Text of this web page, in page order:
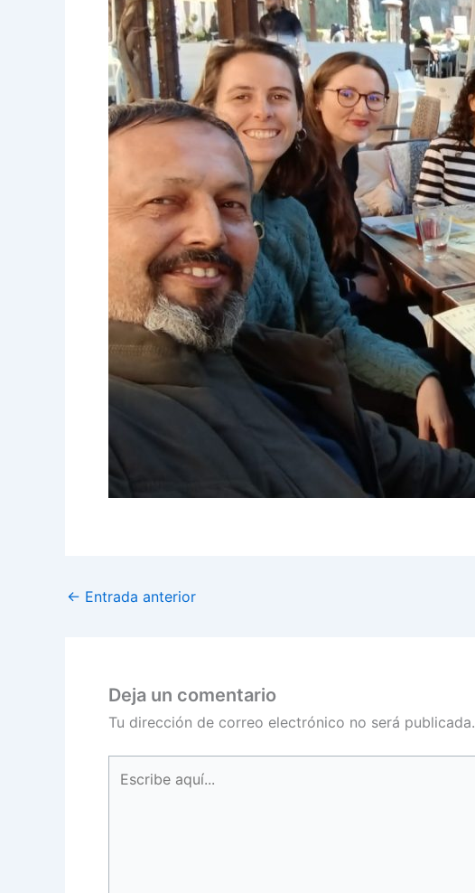
← Entrada anterior
Deja un comentario
Tu dirección de correo electrónico no será publicada.
aquí...